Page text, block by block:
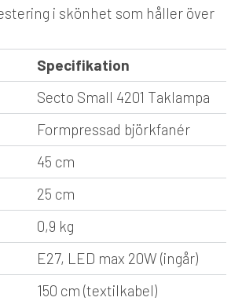
i skönhet som håller över
Specifikation
Secto Small 4201 Taklampa
Formpressad björkfanér
45 cm
25 cm
0,9 kg
E27, LED max 20W (ingår)
150 cm (textilkabel)